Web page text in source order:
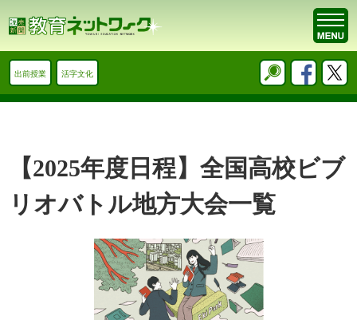
出前授業 活字文化
【2025年度日程】全国高校ビブ
リオバトル地方大会一覧